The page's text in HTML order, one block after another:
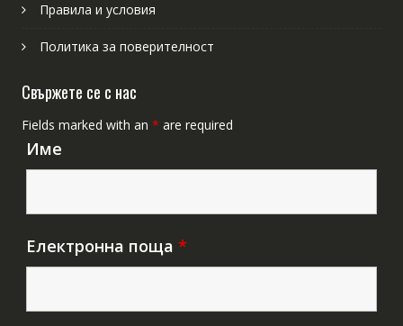
Правила и условия
Политика за поверителност
Свържете се с нас
Fields marked with an * are required
Име
Електронна поща *